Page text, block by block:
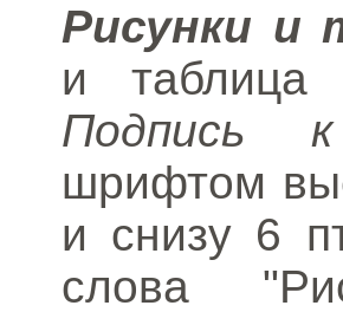
Рисунки и
и таблица
Подпись
шрифтом
и снизу 6
слова